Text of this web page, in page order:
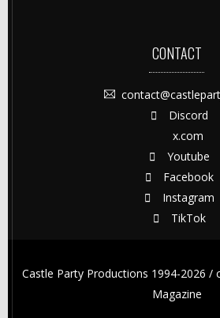
CONTACT
Discord
x.com
Youtube
Facebook
Instagram
TikTok
Castle Party Productions 1994-2026 /
Magazine